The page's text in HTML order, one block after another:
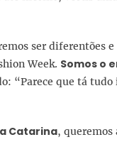
ser diferentões
Week. Somos o
“Parece que tá tudo
Catarina, queremos